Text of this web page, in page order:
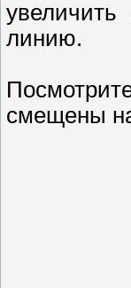
линию.
смещены